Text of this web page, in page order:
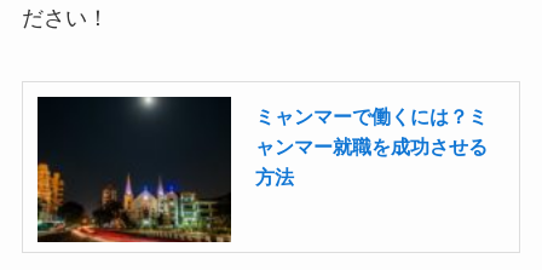
ださい！
ミャンマーで働くには？ミ
ャンマー就職を成功させる
方法